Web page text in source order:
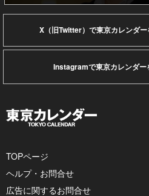
X（旧Twitter）で東京カレンダー
Instagramで東京カレンダー
TOPページ
ヘルプ・お問合せ
広告に関するお問合せ